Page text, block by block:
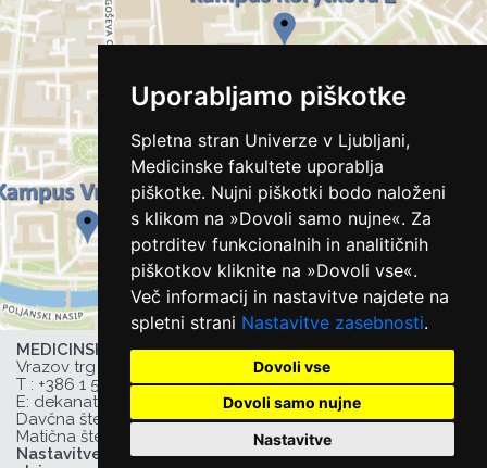
Uporabljamo piškotke
Spletna stran Univerze v Ljubljani,
Medicinske fakultete uporablja
piškotke. Nujni piškotki bodo naloženi
s klikom na »Dovoli samo nujne«. Za
potrditev funkcionalnih in analitičnih
piškotkov kliknite na »Dovoli vse«.
Več informacij in nastavitve najdete na
spletni strani Nastavitve zasebnosti.
Dovoli vse
Dovoli samo nujne
Nastavitve
MEDICINSKA FAKULTETA UL,
Vrazov trg 2, 1000 Ljubljana, Slovenija,
T : +386 1 543 77 00, F: +386 1 543 77 01,
E: dekanat@mf.uni-lj.si
Davčna številka UL MF: 44752385,
Matična številka UL MF: 1627066
Nastavitve zasebnosti